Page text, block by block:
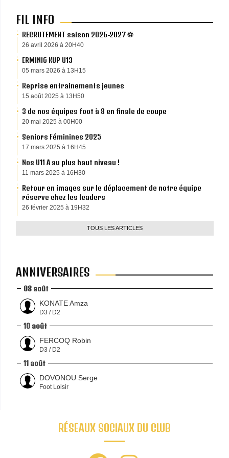
FIL INFO
RECRUTEMENT saison 2026-2027 ⚽️
26 avril 2026 à 20H40
ERMINIG KUP U13
05 mars 2026 à 13H15
Reprise entrainements jeunes
15 août 2025 à 13H50
3 de nos équipes foot à 8 en finale de coupe
20 mai 2025 à 00H00
Seniors Féminines 2025
17 mars 2025 à 16H45
Nos U11 A au plus haut niveau !
11 mars 2025 à 16H30
Retour en images sur le déplacement de notre équipe
réserve chez les leaders
26 février 2025 à 19H32
TOUS LES ARTICLES
ANNIVERSAIRES
08 août
KONATE Amza
D3 / D2
10 août
FERCOQ Robin
D3 / D2
11 août
DOVONOU Serge
Foot Loisir
RÉSEAUX SOCIAUX DU CLUB